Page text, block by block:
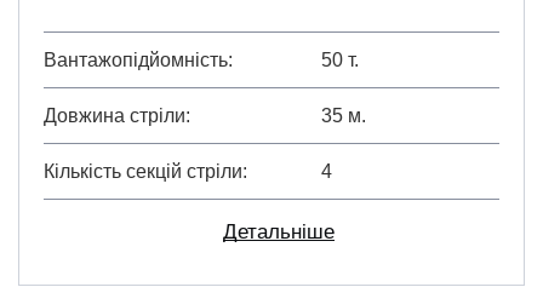
Вантажопідйомність 50 т.
Довжина стріли 35 м.
Кількість секцій стріли 4
Детальніше